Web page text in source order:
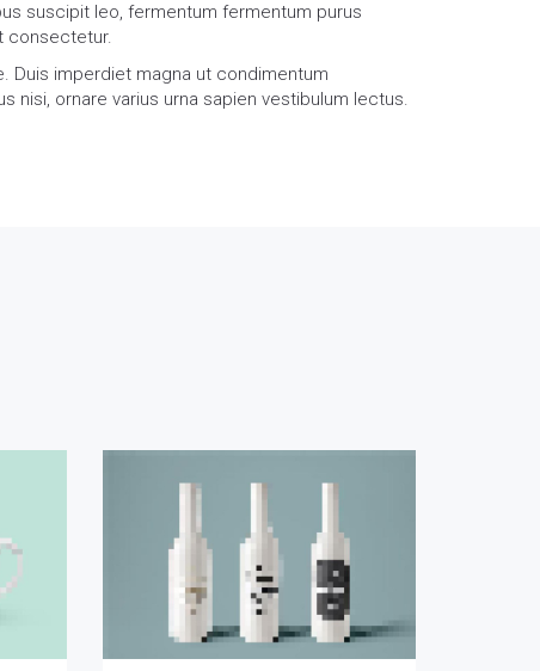
suscipit leo, fermentum fermentum purus
consectetur.
Duis imperdiet magna ut condimentum
nisi, ornare varius urna sapien vestibulum lectus.